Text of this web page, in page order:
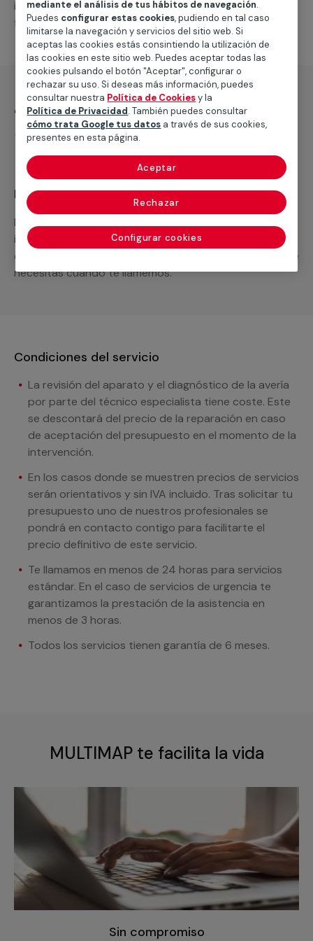
intervenciones a realizar, o la mano de obra que hará
falta para completar tu proyecto.
¿Qué incluye?
Desplazamiento
Recuerda que en MULTIMAP
Podemos ofrecer cualquier servicio a medida
incluyendo todo lo que necesites: materiales,
equipamientos, electrodomésticos, etc. Cuéntanos que
necesitas cuando te llamemos.
Condiciones del servicio
La revisión del aparato y el diagnóstico de la avería
por parte del técnico especialista tiene coste. Este
se descontará del precio de la reparación en caso
de aceptación del presupuesto en el momento de la
intervención.
En los casos donde se muestren precios de servicios
serán orientativos y sin IVA incluido. Tras solicitar tu
presupuesto uno de nuestros profesionales se
pondrá en contacto contigo para facilitarte el
precio definitivo de este servicio.
Te llamamos en menos de 24 horas para servicios
estándar. En el caso de servicios de urgencia te
garantizamos la prestación de la asistencia en
menos de 3 horas.
Todos los servicios tienen garantía de 6 meses.
MULTIMAP te facilita la vida
Sin compromiso
mediante el análisis de tus hábitos de navegación.
Puedes configurar estas cookies, pudiendo en tal caso
limitarse la navegación y servicios del sitio web. Si
aceptas las cookies estás consintiendo la utilización de
las cookies en este sitio web. Puedes aceptar todas las
cookies pulsando el botón "Aceptar", configurar o
rechazar su uso. Si deseas más información, puedes
consultar nuestra Política de Cookiesy la
Política de Privacidad. También puedes consultar
cómo trata Google tus datos a través de sus cookies,
presentes en esta página.
Configurar cookies
Rechazar
Aceptar